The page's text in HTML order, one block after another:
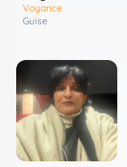
Voyance
Guise